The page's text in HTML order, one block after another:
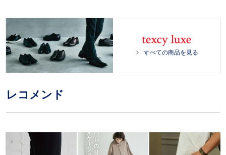
.
0
0
すべての商品を見る
レコメンド